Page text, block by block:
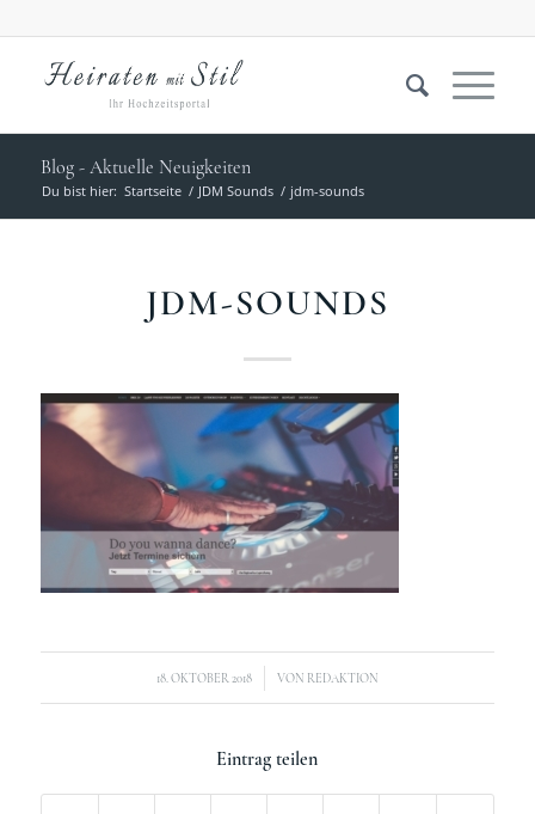
Blog - Aktuelle Neuigkeiten
Du bist hier: Startseite / JDM Sounds / jdm-sounds
JDM-SOUNDS
18. OKTOBER 2018
/ VON REDAKTION
Eintrag teilen